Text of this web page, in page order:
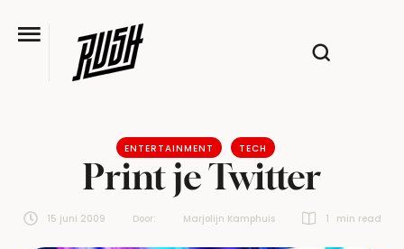
ENTERTAINMENT TECH
Print je Twitter
15 juni 2009 Door: Marjolijn Kamphuis 1 min read